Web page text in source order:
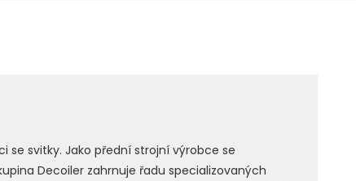
se svitky. Jako přední strojní výrobce se
Decoiler zahrnuje řadu specializovaných